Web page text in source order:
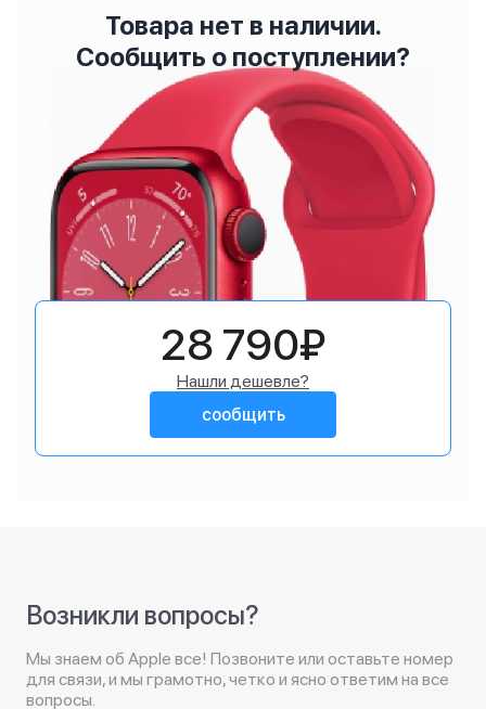
Товара нет в наличии.
Сообщить о поступлении?
28 790₽
Нашли дешевле?
сообщить
Возникли вопросы?
Мы знаем об Apple все! Позвоните или оставьте номер
для связи, и мы грамотно, четко и ясно ответим на все
вопросы.